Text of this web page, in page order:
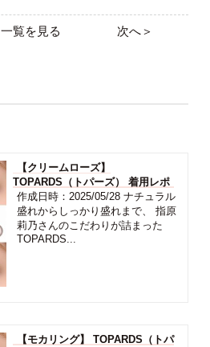
一覧を見る 次へ＞
【クリームローズ】
TOPARDS（トパーズ） 着用レポ
作成日時：2025/05/28 ナチュラル
盛れからしっかり盛れまで、 指原
莉乃さんのこだわりが詰まった
TOPARDS...
【モカリング】 TOPARDS（トパ